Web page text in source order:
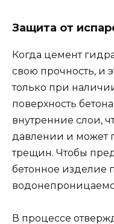
Защита от
Когда цемент
свою прочность, и
только при
поверхность
внутренние слои,
давлении и может
трещин. Чтобы
бетонное изделие
В процессе